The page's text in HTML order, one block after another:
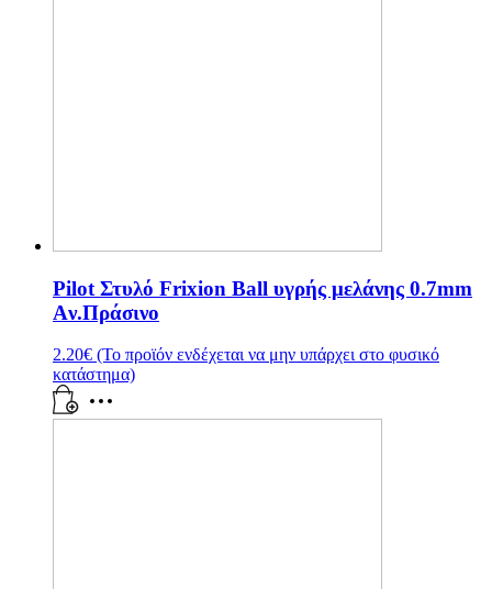
Pilot Στυλό Frixion Ball υγρής μελάνης 0.7mm
Aν.Πράσινο
2.20€ (Το προϊόν ενδέχεται να μην υπάρχει στο φυσικό
κατάστημα)